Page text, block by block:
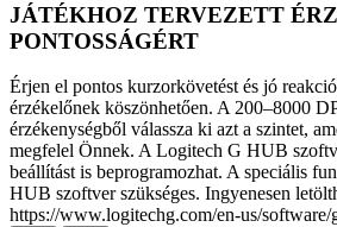
JÁTÉKHOZ TERVEZETT
PONTOSSÁGÉRT
Érjen el pontos kurzorkövetést és jó
érzékelőnek köszönhetően. A 200–8000
érzékenységből válassza ki azt a szintet,
megfelel Önnek. A Logitech G HUB
beállítást is beprogramozhat. A speciális
HUB szoftver szükséges. Ingyenesen
https://www.logitechg.com/en-us/software/